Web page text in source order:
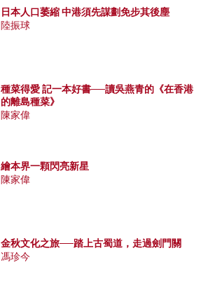
日本人口萎縮 中港須先謀劃免步其後塵
陸振球
種菜得愛 記一本好書──讀吳燕青的《在香港
的離島種菜》
陳家偉
繪本界一顆閃亮新星
陳家偉
金秋文化之旅──踏上古蜀道，走過劍門關
馮珍今